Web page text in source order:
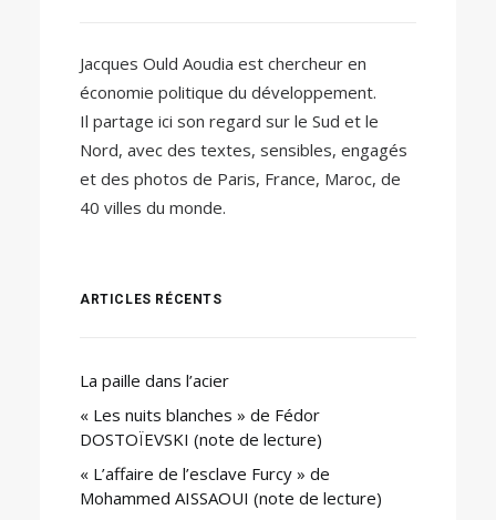
Jacques Ould Aoudia est chercheur en
économie politique du développement.
Il partage ici son regard sur le Sud et le
Nord, avec des textes, sensibles, engagés
et des photos de Paris, France, Maroc, de
40 villes du monde.
ARTICLES RÉCENTS
La paille dans l’acier
« Les nuits blanches » de Fédor
DOSTOÏEVSKI (note de lecture)
« L’affaire de l’esclave Furcy » de
Mohammed AISSAOUI (note de lecture)